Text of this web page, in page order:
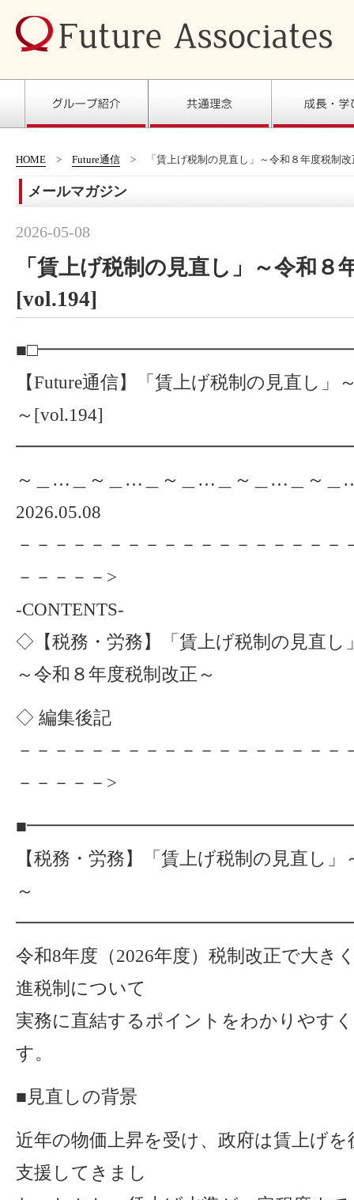
HOME Future通信 「賃上げ税制の見直し」～令和８年度税制
メールマガジン
2026-05-08
「賃上げ税制の見直し」～令和８
[vol.194]
【Future通信】「賃上げ税制の見直し」
～[vol.194]
～＿…＿～＿…＿～＿…＿～＿…＿～＿
2026.05.08
－－－－－－－－－－－－－－－－－－
－－－－－>
-CONTENTS-
◇【税務・労務】「賃上げ税制の見直し
～令和８年度税制改正～
◇ 編集後記
－－－－－－－－－－－－－－－－－－
－－－－－>
【税務・労務】「賃上げ税制の見直し
～
令和8年度（2026年度）税制改正で大き
進税制について
実務に直結するポイントをわかりやす
す。
■見直しの背景
近年の物価上昇を受け、政府は賃上げ
支援してきまし